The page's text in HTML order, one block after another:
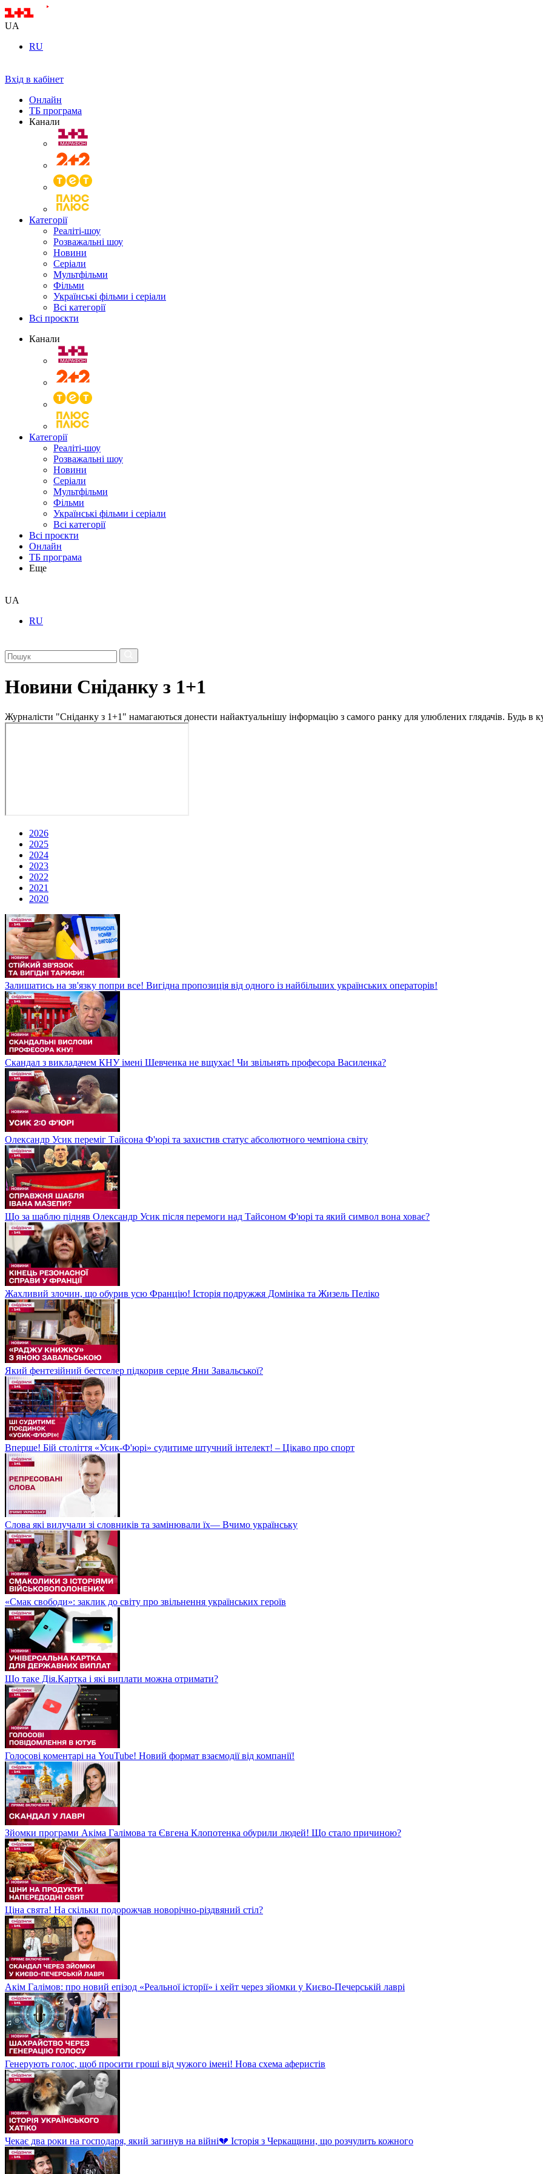
UA
RU
Вхід в кабінет
Онлайн
ТБ програма
Канали
Категорії
Реаліті-шоу
Розважальні шоу
Новини
Серіали
Мультфільми
Фільми
Українські фільми і серіали
Всі категорії
Всі проєкти
Канали
Категорії
Реаліті-шоу
Розважальні шоу
Новини
Серіали
Мультфільми
Фільми
Українські фільми і серіали
Всі категорії
Всі проєкти
Онлайн
ТБ програма
Еще
UA
RU
Новини Сніданку з 1+1
Журналісти "Сніданку з 1+1" намагаються донести найактуальнішу інформацію з самого ранку для улюблених глядачів. Будь в
2026
2025
2024
2023
2022
2021
2020
Залишатись на зв'язку попри все! Вигідна пропозиція від одного із найбільших українських операторів!
Скандал з викладачем КНУ імені Шевченка не вщухає! Чи звільнять професора Василенка?
Олександр Усик переміг Тайсона Ф'юрі та захистив статус абсолютного чемпіона світу
Що за шаблю підняв Олександр Усик після перемоги над Тайсоном Ф'юрі та який символ вона ховає?
Жахливий злочин, що обурив усю Францію! Історія подружжя Домініка та Жизель Пеліко
Який фентезійний бестселер підкорив серце Яни Завальської?
Вперше! Бій століття «Усик-Ф'юрі» судитиме штучний інтелект! – Цікаво про спорт
Слова які вилучали зі словників та замінювали їх— Вчимо українську
«Смак свободи»: заклик до світу про звільнення українських героїв
Що таке Дія.Картка і які виплати можна отримати?
Голосові коментарі на YouTube! Новий формат взаємодії від компанії!
Зйомки програми Акіма Галімова та Євгена Клопотенка обурили людей! Що стало причиною?
Ціна свята! На скільки подорожчав новорічно-різдвяний стіл?
Акім Галімов: про новий епізод «Реальної історії» і хейт через зйомки у Києво-Печерській лаврі
Генерують голос, щоб просити гроші від чужого імені! Нова схема аферистів
Чекає два роки на господаря, який загинув на війні💔 Історія з Черкащини, що розчулить кожного